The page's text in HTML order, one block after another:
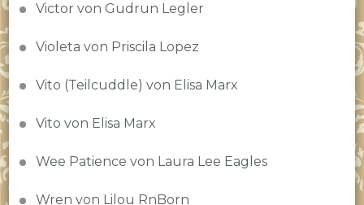
Victor von Gudrun Legler
Violeta von Priscila Lopez
Vito (Teilcuddle) von Elisa Marx
Vito von Elisa Marx
Wee Patience von Laura Lee Eagles
Wren von Lilou RnBorn